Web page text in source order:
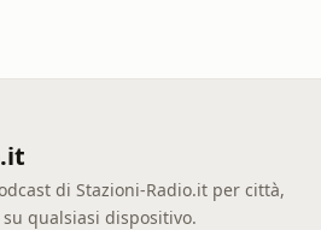
di Stazioni-Radio.it per città,
qualsiasi dispositivo.